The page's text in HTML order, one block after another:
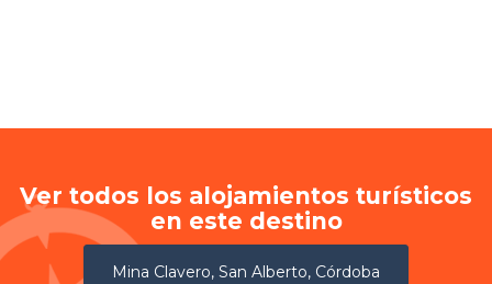
Ver todos los alojamientos turísticos
en este destino
Mina Clavero, San Alberto, Córdoba